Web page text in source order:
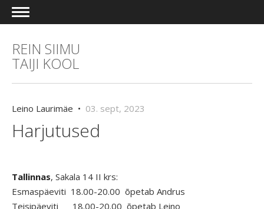
REIN SIIMU
TAIJI KOOL
Leino Laurimäe • 03. sept, 2023
Harjutused
Tallinnas, Sakala 14 II krs:
Esmaspäeviti 18.00-20.00 õpetab Andrus
Teisipäeviti 18.00-20.00 õpetab Leino